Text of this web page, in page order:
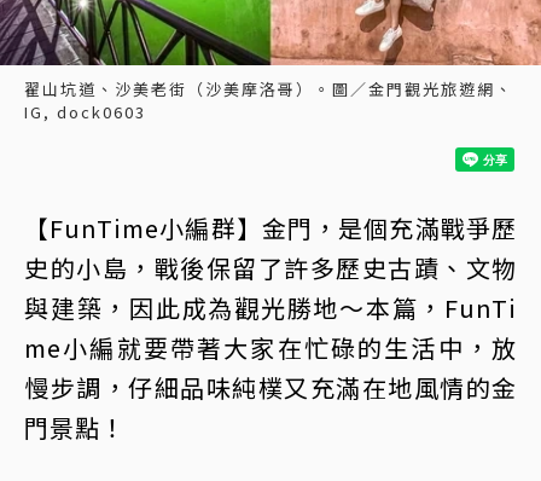
翟山坑道、沙美老街（沙美摩洛哥）。圖／金門觀光旅遊網、
IG, dock0603
【FunTime小編群】金門，是個充滿戰爭歷
史的小島，戰後保留了許多歷史古蹟、文物
與建築，因此成為觀光勝地～本篇，FunTi
me小編就要帶著大家在忙碌的生活中，放
慢步調，仔細品味純樸又充滿在地風情的金
門景點！